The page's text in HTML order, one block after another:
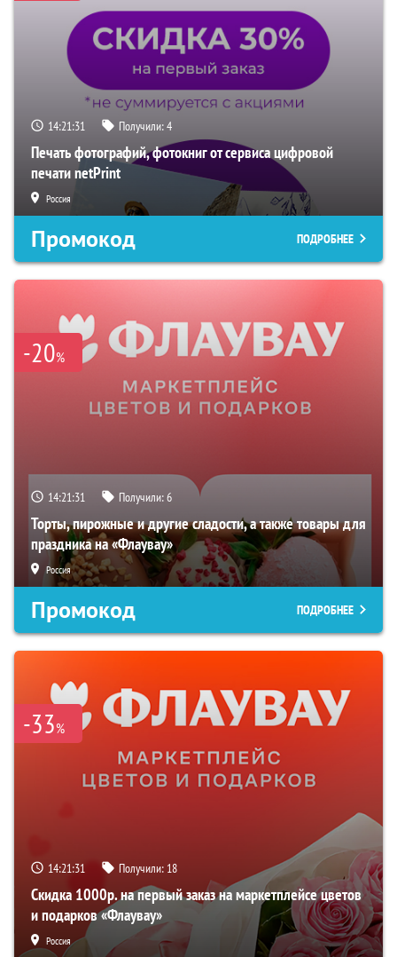
14:21:30 Получили:4
Печать фотографий, фотокниг от сервиса цифровой
печати netPrint
Россия
Промокод ПОДРОБНЕЕ
-20%
14:21:30 Получили:6
Торты, пирожные и другие сладости, а также товары для
праздника на «Флаувау»
Россия
Промокод ПОДРОБНЕЕ
-33%
14:21:30 Получили: 18
Скидка 1000р. на первый заказ на маркетплейсе цветов
и подарков «Флаувау»
Россия